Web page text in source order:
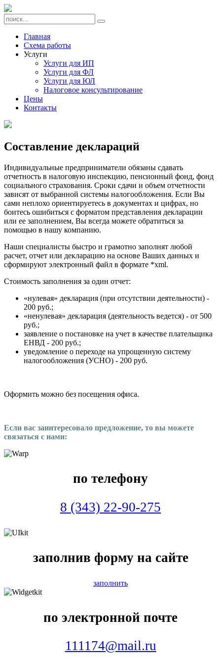
Главная
Схема работы
Услуги
Услуги для ИП
Услуги для ФЛ
Услуги для ЮЛ
Налоговое консультирование
Цены
Контакты
Составление деклараций
Индивидуальные предприниматели обязаны сдавать
отчетность в налоговую инспекцию, пенсионный фонд, фонд
социального страхования. Сроки сдачи и объем отчетности
зависят от выбранной системы налогообложения. Если Вы
сами неплохо ориентируетесь в документах и цифрах, но
боитесь ошибиться с форматом представления декларации
или ее заполнением, Вы всегда можете обратиться за
помощью в нашу компанию.
Наши специалисты быстро и грамотно заполнят любой
расчет, отчет или декларацию на основе Ваших данных и
сформируют электронный файл в формате *xml.
Стоимость заполнения за один отчет:
«нулевая» декларация (при отсутствии деятельности) -
200 руб.;
«ненулевая» декларация (деятельность ведется) - от 500
руб.;
заявление о постановке на учет в качестве плательщика
ЕНВД - 200 руб.;
уведомление о переходе на упрощенную систему
налогообложения (УСНО) - 200 руб.
Оформить можно без посещения офиса.
Если вас заинтересовало предложение, то вы можете
связаться с нами:
по телефону
8 (343) 22-90-275
заполнив форму на сайте
заполнить
по электронной почте
111174@mail.ru